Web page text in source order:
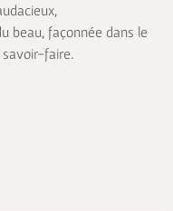
beau, façonnée dans le
faire.